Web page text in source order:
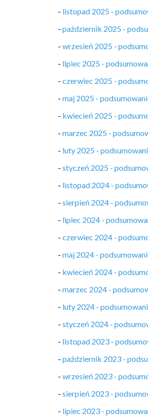
- listopad 2025 -
- październik 2025 -
- wrzesień 2025 -
- lipiec 2025 -
- czerwiec 2025 -
- maj 2025 -
- kwiecień 2025 -
- marzec 2025 -
- luty 2025 -
- styczeń 2025 -
- listopad 2024 -
- sierpień 2024 -
- lipiec 2024 -
- czerwiec 2024 -
- maj 2024 -
- kwiecień 2024 -
- marzec 2024 -
- luty 2024 -
- styczeń 2024 -
- listopad 2023 -
- październik 2023 -
- wrzesień 2023 -
- sierpień 2023 -
- lipiec 2023 -